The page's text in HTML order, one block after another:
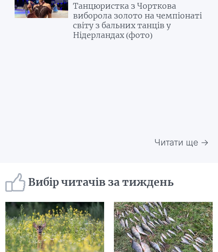
Танцюристка з Чорткова
виборола золото на чемпіонаті
світу з бальних танців у
Нідерландах (фото)
Читати ще →
Вибір читачів за тиждень